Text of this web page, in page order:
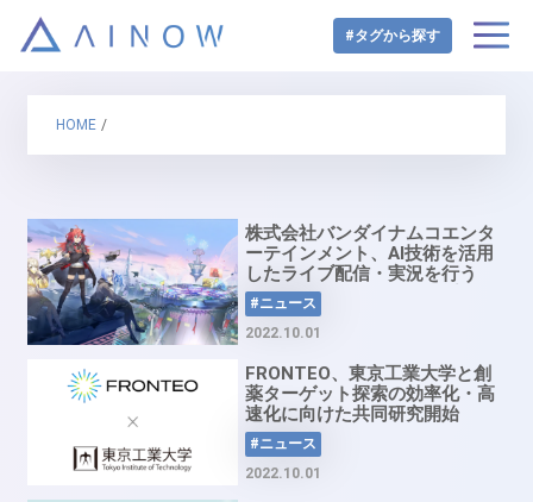
#タグから探す
HOME /
株式会社バンダイナムコエンタ
ーテインメント、AI技術を活用
したライブ配信・実況を行う
「配信AIキャラクター」プロジ
ェクトを発足
#ニュース
2022.10.01
FRONTEO、東京工業大学と創
薬ターゲット探索の効率化・高
速化に向けた共同研究開始
#ニュース
2022.10.01